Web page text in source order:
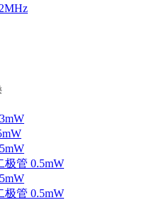
极管 0.5mW
极管 0.5mW